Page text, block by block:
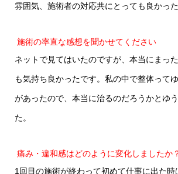
雰囲気、施術者の対応共にとっても良かった
施術の率直な感想を聞かせてください
ネットで見てはいたのですが、本当にまっ
も気持ち良かったです。私の中で整体って
があったので、本当に治るのだろうかとゆ
た。
痛み・違和感はどのように変化しましたか
1回目の施術が終わって初めて仕事に出た時